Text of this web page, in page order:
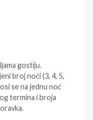
gostiju.
broj noći (3, 4, 5,
se na jednu noć
termina i broja